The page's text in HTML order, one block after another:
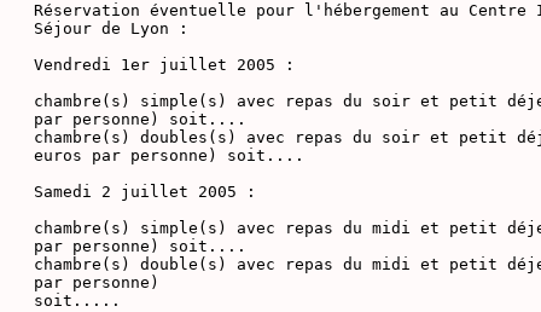
Réservation éventuelle pour l'hébergement au
Séjour de Lyon :
Vendredi 1er juillet 2005 :
chambre(s) simple(s) avec repas du soir et petit
par personne) soit....
chambre(s) doubles(s) avec repas du soir et petit
euros par personne) soit....
Samedi 2 juillet 2005 :
chambre(s) simple(s) avec repas du midi et petit
par personne) soit....
chambre(s) double(s) avec repas du midi et petit
par personne)
soit.....